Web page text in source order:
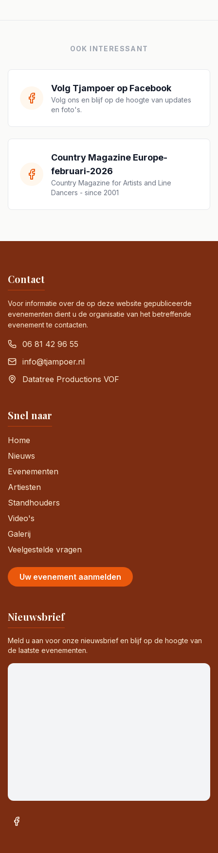
OOK INTERESSANT
Volg Tjampoer op Facebook
Volg ons en blijf op de hoogte van updates
en foto's.
Country Magazine Europe-
februari-2026
Country Magazine for Artists and Line
Dancers - since 2001
Contact
Voor informatie over de op deze website gepubliceerde
evenementen dient u de organisatie van het betreffende
evenement te contacten.
06 81 42 96 55
info@tjampoer.nl
Datatree Productions VOF
Snel naar
Home
Nieuws
Evenementen
Artiesten
Standhouders
Video's
Galerij
Veelgestelde vragen
Uw evenement aanmelden
Nieuwsbrief
Meld u aan voor onze nieuwsbrief en blijf op de hoogte van
de laatste evenementen.